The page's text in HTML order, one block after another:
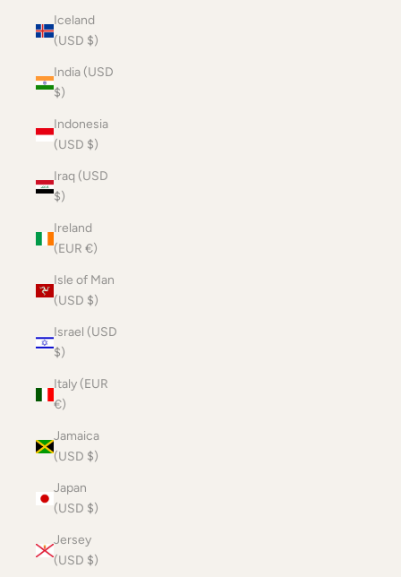
Iceland
(USD $)
India (USD
$)
Indonesia
(USD $)
Iraq (USD
$)
Ireland
(EUR €)
Isle of Man
(USD $)
Israel (USD
$)
Italy (EUR
€)
Jamaica
(USD $)
Japan
(USD $)
Jersey
(USD $)